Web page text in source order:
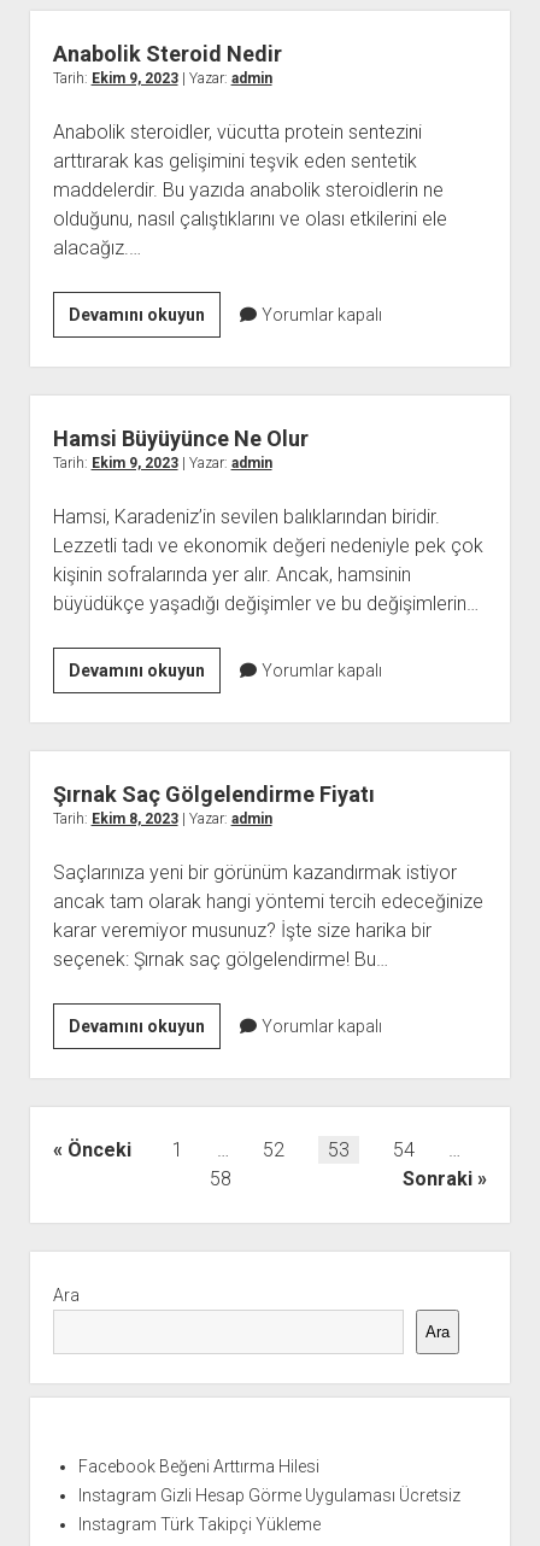
Hataları
ve
Kurtarma
Anabolik Steroid Nedir
Tarih: Ekim 9, 2023| Yazar: admin
Anabolik steroidler, vücutta protein sentezini
arttırarak kas gelişimini teşvik eden sentetik
maddelerdir. Bu yazıda anabolik steroidlerin ne
olduğunu, nasıl çalıştıklarını ve olası etkilerini ele
alacağız.…
Devamını okuyunAnabolik
Steroid
Nedir
Yorumlar kapalı
Hamsi Büyüyünce Ne Olur
Tarih: Ekim 9, 2023| Yazar: admin
Hamsi, Karadeniz’in sevilen balıklarından biridir.
Lezzetli tadı ve ekonomik değeri nedeniyle pek çok
kişinin sofralarında yer alır. Ancak, hamsinin
büyüdükçe yaşadığı değişimler ve bu değişimlerin…
Devamını okuyunHamsi
Büyüyünce
Ne
Olur
Yorumlar kapalı
Şırnak Saç Gölgelendirme Fiyatı
Tarih: Ekim 8, 2023| Yazar: admin
Saçlarınıza yeni bir görünüm kazandırmak istiyor
ancak tam olarak hangi yöntemi tercih edeceğinize
karar veremiyor musunuz? İşte size harika bir
seçenek: Şırnak saç gölgelendirme! Bu…
Devamını okuyunŞırnak
Saç
Gölgelendirme
Fiyatı
Yorumlar kapalı
YazıÖnceki 1 … 52 53 54
…
58
Sonraki
Menü
Ara
Ara
Facebook Beğeni Arttırma Hilesi
Instagram Gizli Hesap Görme Uygulaması Ücretsiz
Instagram Türk Takipçi Yükleme